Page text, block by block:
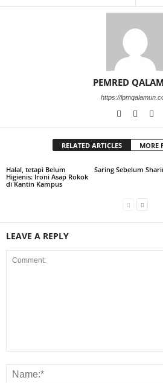
PEMRED
https://
RELATED ARTICLES MORE
Halal, tetapi Belum
Higienis: Ironi Asap Rokok
di Kantin Kampus
Saring Sebelum
LEAVE A REPLY